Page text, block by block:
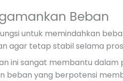
Beban
untuk memindahkan
agar tetap stabil selama
ini sangat membantu
beban yang berpotensi